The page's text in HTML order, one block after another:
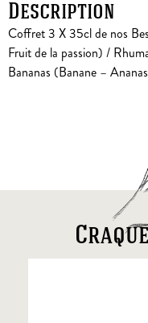
Description
Coffret 3 X 35cl de nos
Fruit de la passion) /
Bananas (Banane –